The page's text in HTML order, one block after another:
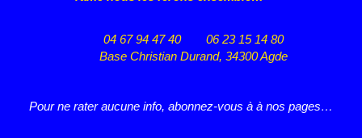
04 67 94 47 40
06 23 15 14 80
Base Christian Durand, 34300 Agde
Pour ne rater aucune info, abonnez-vous à à nos pages…